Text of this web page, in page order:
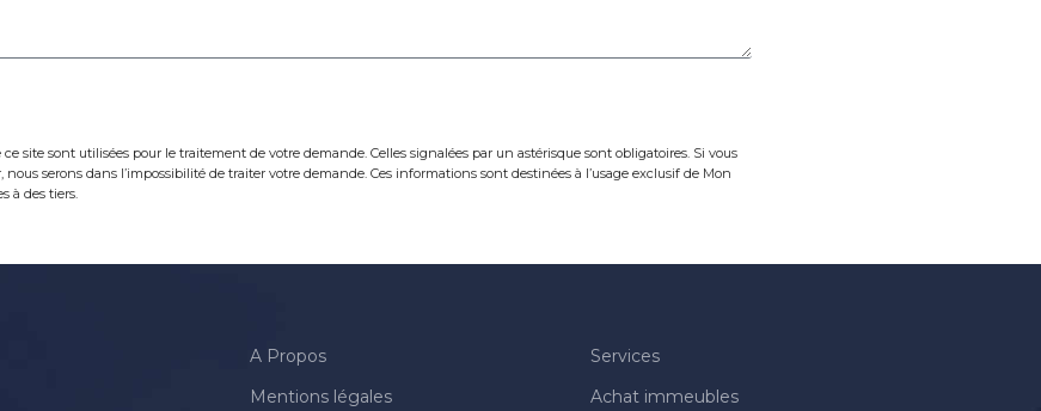
site sont utilisées pour le traitement de votre demande. Celles signalées par un astérisque sont obligatoires. Si vous
serons dans l’impossibilité de traiter votre demande. Ces informations sont destinées à l’usage exclusif de Mon
à des tiers.
A Propos
Mentions légales
Services
Achat immeubles